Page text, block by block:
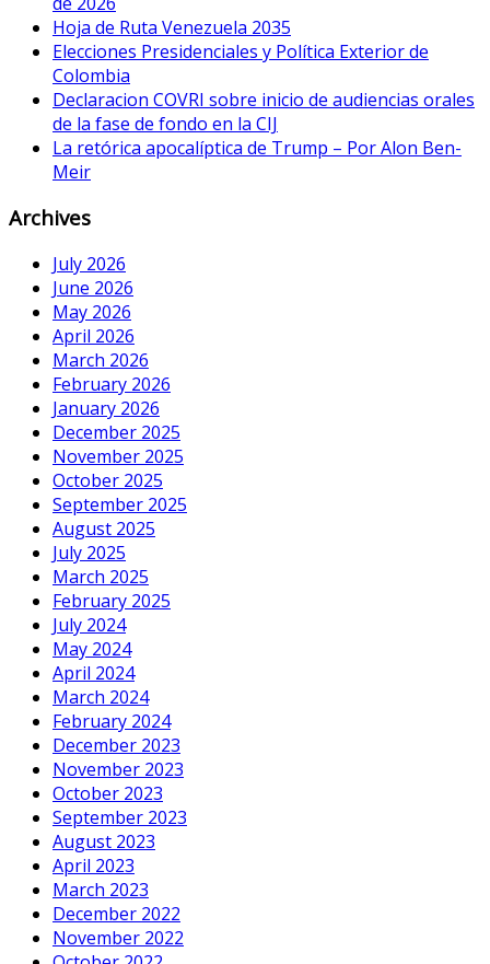
Hoja de Ruta Venezuela 2035
Elecciones Presidenciales y Política Exterior de
Colombia
Declaracion COVRI sobre inicio de audiencias orales
de la fase de fondo en la CIJ
La retórica apocalíptica de Trump – Por Alon Ben-
Meir
Archives
July 2026
June 2026
May 2026
April 2026
March 2026
February 2026
January 2026
December 2025
November 2025
October 2025
September 2025
August 2025
July 2025
March 2025
February 2025
July 2024
May 2024
April 2024
March 2024
February 2024
December 2023
November 2023
October 2023
September 2023
August 2023
April 2023
March 2023
December 2022
November 2022